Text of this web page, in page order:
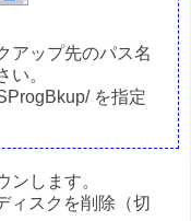
アップ先のパス名
い。
を指定
ンします。
ィスクを削除（切